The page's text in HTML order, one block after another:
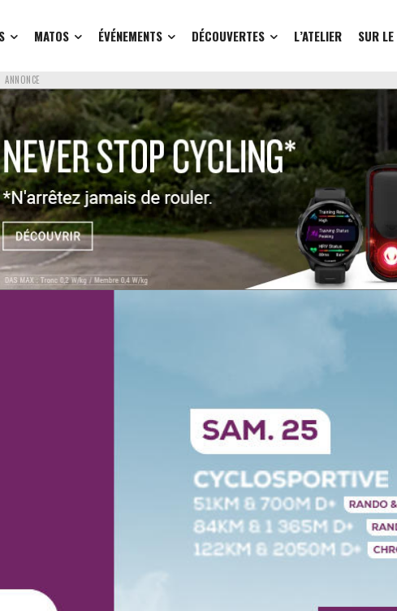
MATOS ÉVÉNEMENTS DÉCOUVERTES L’ATELIER SUR
ANNONCE